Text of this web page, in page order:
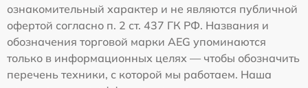
ознакомительный характер и не являются публичной
офертой согласно п. 2 ст. 437 ГК РФ. Названия и
обозначения торговой марки AEG упоминаются
только в информационных целях — чтобы обозначить
перечень техники, с которой мы работаем. Наша